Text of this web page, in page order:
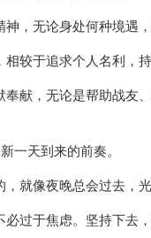
，无论身处何种境遇
较于追求个人名利，
奉献，无论是帮助战友
一天到来的前奏。
就像夜晚总会过去，
过于焦虑。坚持下去